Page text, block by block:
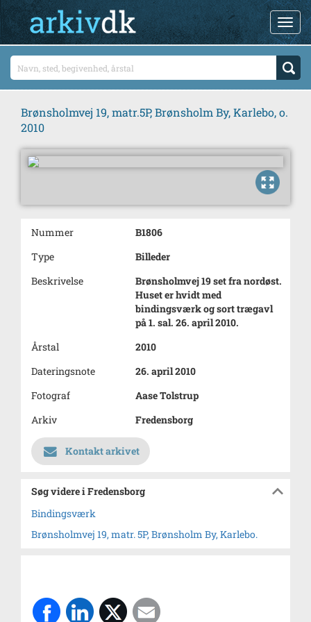
Brønsholmvej 19, matr.5P, Brønsholm By, Karlebo, o.
2010
Nummer
B1806
Type
Billeder
Beskrivelse
Brønsholmvej 19 set fra nordøst.
Huset er hvidt med
bindingsværk og sort trægavl
på 1. sal. 26. april 2010.
Årstal
2010
Dateringsnote
26. april 2010
Fotograf
Aase Tolstrup
Arkiv
Fredensborg
Kontakt arkivet
Søg videre i Fredensborg
Bindingsværk
Brønsholmvej 19, matr. 5P, Brønsholm By, Karlebo.